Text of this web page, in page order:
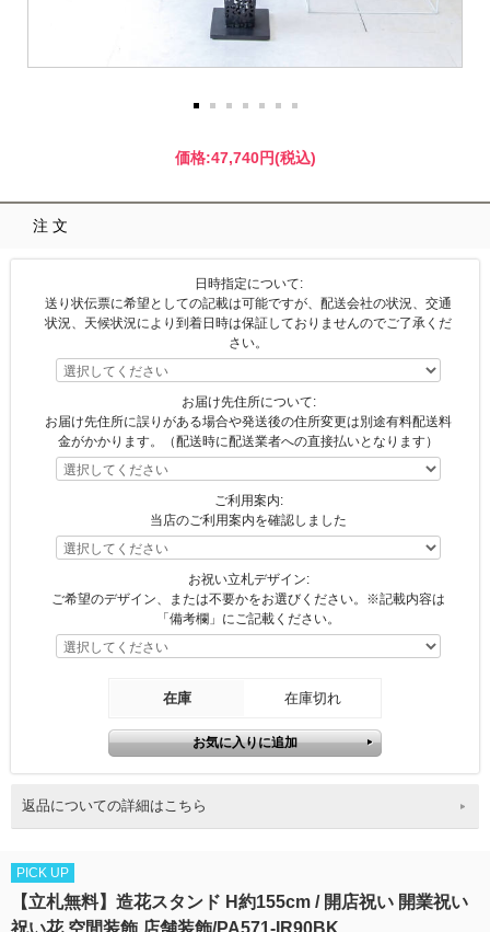
価格:47,740円(税込)
注文
日時指定について:
送り状伝票に希望としての記載は可能ですが、配送会社の状況、交通
状況、天候状況により到着日時は保証しておりませんのでご了承くだ
さい。
お届け先住所について:
お届け先住所に誤りがある場合や発送後の住所変更は別途有料配送料
金がかかります。（配送時に配送業者への直接払いとなります）
ご利用案内:
当店のご利用案内を確認しました
お祝い立札デザイン:
ご希望のデザイン、または不要かをお選びください。※記載内容は
「備考欄」にご記載ください。
在庫 在庫切れ
返品についての詳細はこちら
PICK UP
【立札無料】造花スタンド H約155cm / 開店祝い 開業祝い
祝い花 空間装飾 店舗装飾/PA571-IR90BK